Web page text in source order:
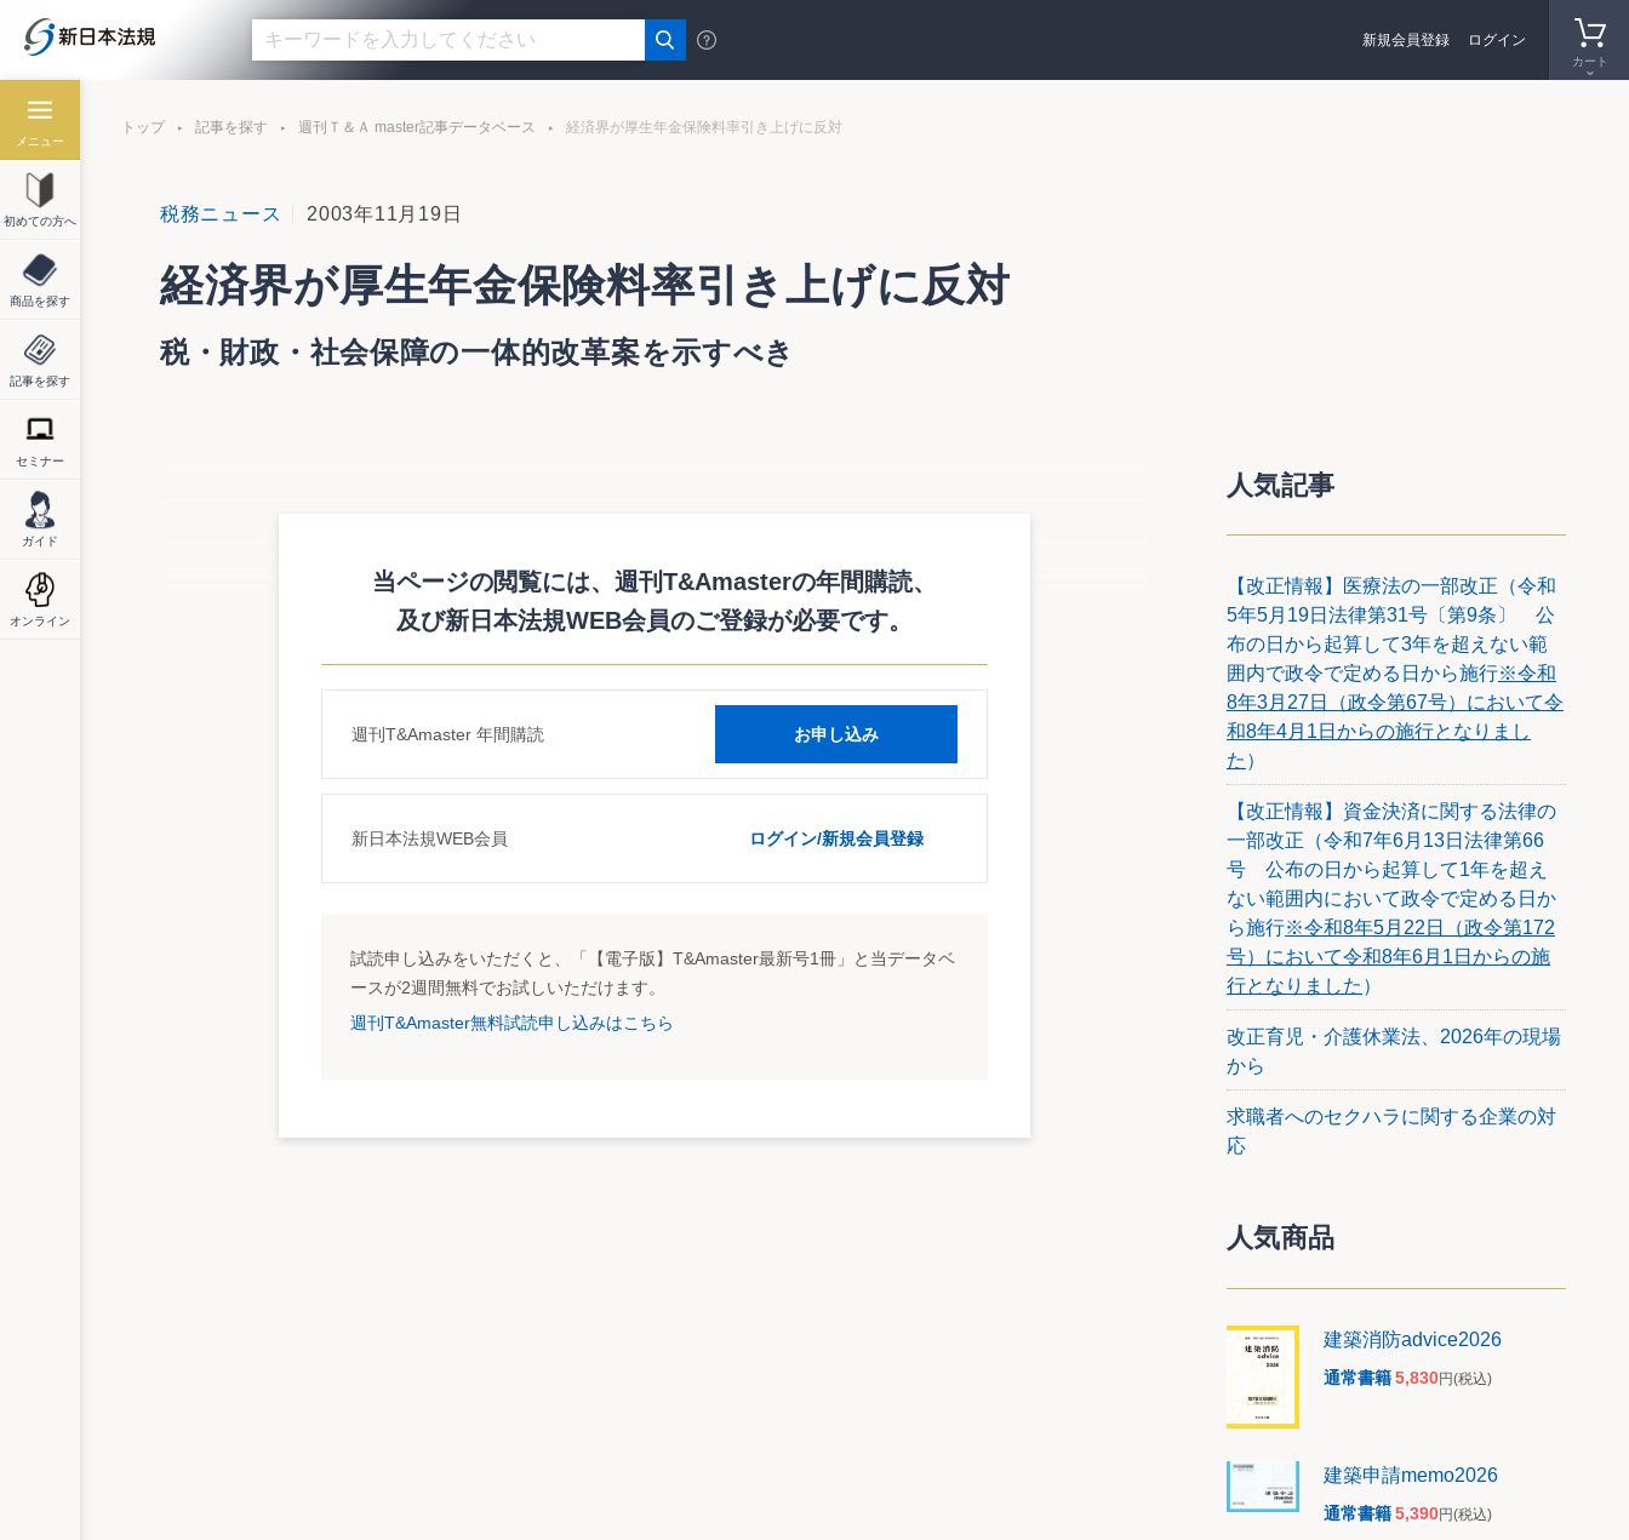
カート
新規会員登録 ログイン
メニュー
初めての方へ
商品を探す
記事を探す
セミナー
ガイド
オンライン
トップ 記事を探す 週刊Ｔ＆Ａ master記事データベース 経済界が厚生年金保険料率引き上げに反対
税務ニュース 2003年11月19日
経済界が厚生年金保険料率引き上げに反対
税・財政・社会保障の一体的改革案を示すべき
当ページの閲覧には、週刊T&Amasterの年間購読、
及び新日本法規WEB会員のご登録が必要です。
週刊T&Amaster 年間購読 お申し込み
新日本法規WEB会員 ログイン/新規会員登録
試読申し込みをいただくと、「【電子版】T&Amaster最新号1冊」と当データベ
ースが2週間無料でお試しいただけます。
週刊T&Amaster無料試読申し込みはこちら
人気記事
【改正情報】医療法の一部改正（令和
5年5月19日法律第31号〔第9条〕 公
布の日から起算して3年を超えない範
囲内で政令で定める日から施行※令和
8年3月27日（政令第67号）において令
和8年4月1日からの施行となりまし
た ）
【改正情報】資金決済に関する法律の
一部改正（令和7年6月13日法律第66
号 公布の日から起算して1年を超え
ない範囲内において政令で定める日か
ら施行※令和8年5月22日（政令第172
号）において令和8年6月1日からの施
行となりました ）
改正育児・介護休業法、2026年の現場
から
求職者へのセクハラに関する企業の対
応
人気商品
建築消防advice2026
通常書籍5,830円(税込)
建築申請memo2026
通常書籍5,390円(税込)